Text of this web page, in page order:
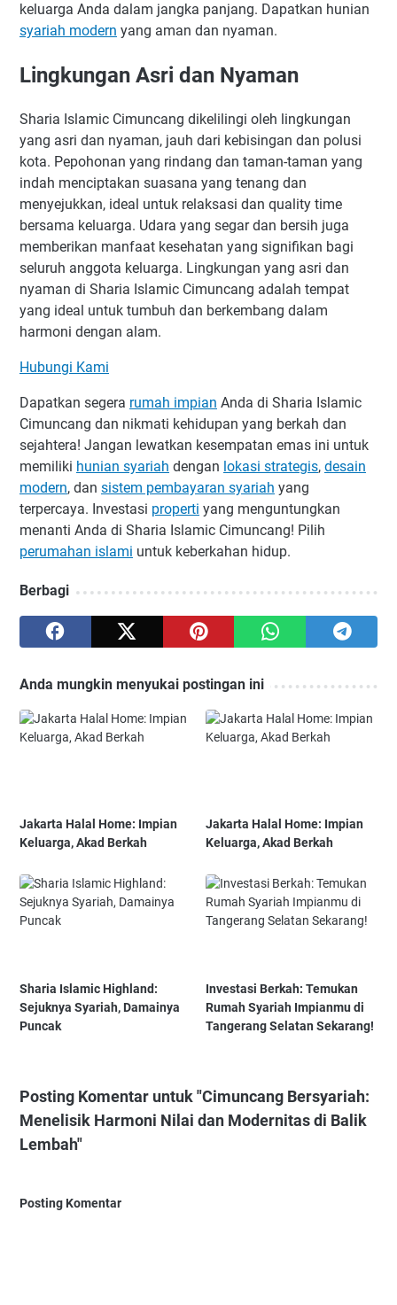
keluarga Anda dalam jangka panjang. Dapatkan hunian
syariah modern yang aman dan nyaman.
Lingkungan Asri dan Nyaman
Sharia Islamic Cimuncang dikelilingi oleh lingkungan
yang asri dan nyaman, jauh dari kebisingan dan polusi
kota. Pepohonan yang rindang dan taman-taman yang
indah menciptakan suasana yang tenang dan
menyejukkan, ideal untuk relaksasi dan quality time
bersama keluarga. Udara yang segar dan bersih juga
memberikan manfaat kesehatan yang signifikan bagi
seluruh anggota keluarga. Lingkungan yang asri dan
nyaman di Sharia Islamic Cimuncang adalah tempat
yang ideal untuk tumbuh dan berkembang dalam
harmoni dengan alam.
Hubungi Kami
Dapatkan segera rumah impian Anda di Sharia Islamic
Cimuncang dan nikmati kehidupan yang berkah dan
sejahtera! Jangan lewatkan kesempatan emas ini untuk
memiliki hunian syariah dengan lokasi strategis, desain
modern, dan sistem pembayaran syariah yang
terpercaya. Investasi properti yang menguntungkan
menanti Anda di Sharia Islamic Cimuncang! Pilih
perumahan islami untuk keberkahan hidup.
Berbagi
Anda mungkin menyukai postingan ini
Jakarta Halal Home: Impian
Keluarga, Akad Berkah
Jakarta Halal Home: Impian
Keluarga, Akad Berkah
Sharia Islamic Highland:
Sejuknya Syariah, Damainya
Puncak
Investasi Berkah: Temukan
Rumah Syariah Impianmu di
Tangerang Selatan Sekarang!
Posting Komentar untuk "Cimuncang Bersyariah:
Menelisik Harmoni Nilai dan Modernitas di Balik
Lembah"
Posting Komentar